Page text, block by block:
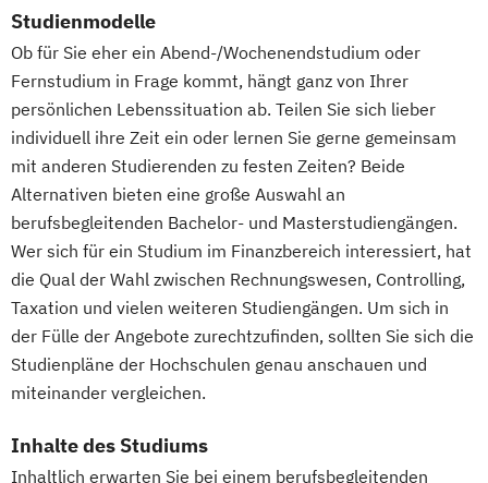
Gesundheits- und Pflegepädagogik
Gesundheitsmanagement
Gesundheitspsychologie
Gesundheitspädagogik
Gesundheitsökonomie Growth Hacking
Growth Hacking (DE/EN)
Growth Hacking for Entrepreneurs (DE/EN)
Heilpädagogik
Heilpädagogik und Inklusion
Heilpädagogik/Inklusionspädagogik
Hotelmanagement (DE/EN)
IT-Management Immobilienmanagement
Immobilienmanagement für
Immobilienkaufleute
Immobilienwirtschaft
Information Technology Management
Studienmodelle
Ob für Sie eher ein Abend-/Wochenendstudium oder
Fernstudium in Frage kommt, hängt ganz von Ihrer
persönlichen Lebenssituation ab. Teilen Sie sich lieber
individuell ihre Zeit ein oder lernen Sie gerne gemeinsam
mit anderen Studierenden zu festen Zeiten? Beide
Alternativen bieten eine große Auswahl an
berufsbegleitenden Bachelor- und Masterstudiengängen.
Wer sich für ein Studium im Finanzbereich interessiert, hat
die Qual der Wahl zwischen Rechnungswesen, Controlling,
Taxation und vielen weiteren Studiengängen. Um sich in
der Fülle der Angebote zurechtzufinden, sollten Sie sich die
Studienpläne der Hochschulen genau anschauen und
miteinander vergleichen.
Inhalte des Studiums
Inhaltlich erwarten Sie bei einem berufsbegleitenden